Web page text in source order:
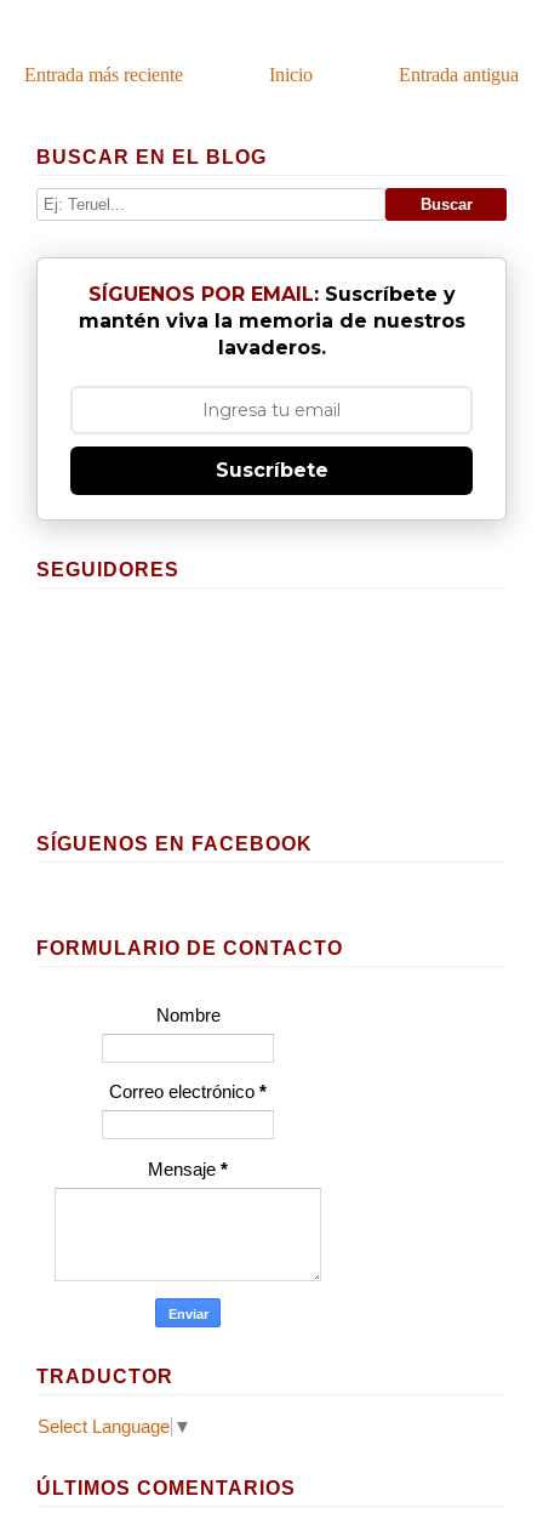
Entrada más reciente Entrada antigua
Inicio
BUSCAR EN EL BLOG
SÍGUENOS POR EMAIL: Suscríbete y
mantén viva la memoria de nuestros
lavaderos.
Suscríbete
SEGUIDORES
SÍGUENOS EN FACEBOOK
FORMULARIO DE CONTACTO
Nombre
Correo electrónico *
Mensaje *
TRADUCTOR
Select Language ▼
ÚLTIMOS COMENTARIOS